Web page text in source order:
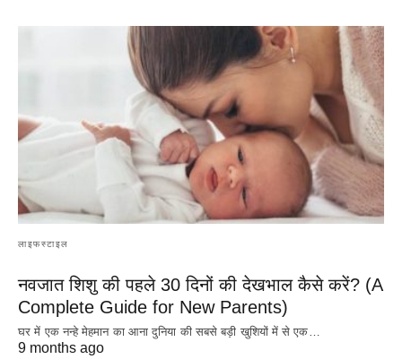
लाइफस्टाइल
नवजात शिशु की पहले 30 दिनों की देखभाल कैसे करें? (A
Complete Guide for New Parents)
घर में एक नन्हे मेहमान का आना दुनिया की सबसे बड़ी खुशियों में से एक…
9 months ago